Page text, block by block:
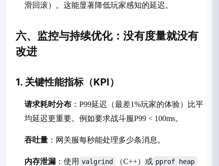
滑回滚）。这能显著降低玩家感知的延迟。
六、监控与持续优化：没有度量就没有
改进
1. 关键性能指标（KPI）
请求耗时分布 ：P99延迟（最差1%玩家的体验）比平
均延迟更重要。例如要求战斗服P99 < 100ms。
吞吐量 ：网关服每秒能处理多少条消息。
内存泄漏 ：使用 valgrind （C++）或 pprof heap